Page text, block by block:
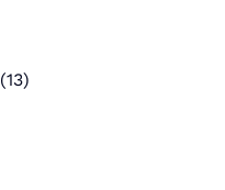
(13)